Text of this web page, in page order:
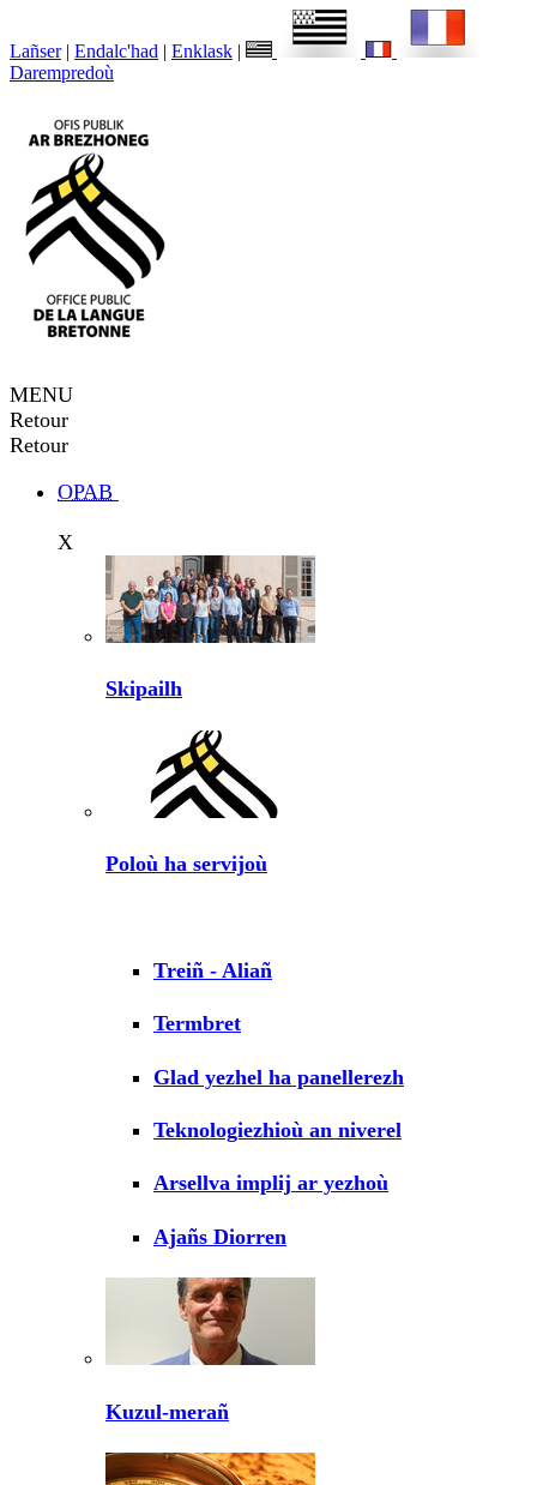
Lañser | Endalc'had | Enklask |
Darempredoù
MENU
Retour
Retour
OPAB
X
Skipailh
Poloù ha servijoù
Treiñ - Aliañ
Termbret
Glad yezhel ha panellerezh
Teknologiezhioù an niverel
Arsellva implij ar yezhoù
Ajañs Diorren
Kuzul-merañ